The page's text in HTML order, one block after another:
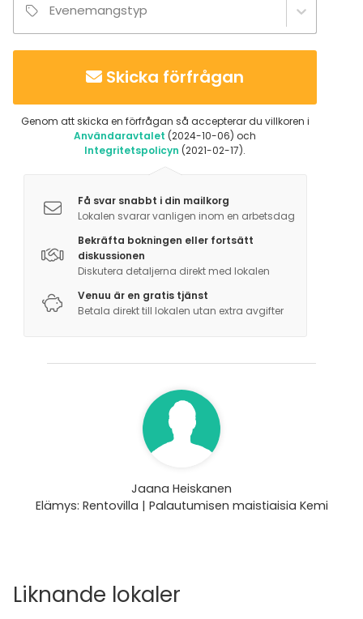
Evenemangstyp
Skicka förfrågan
Genom att skicka en förfrågan så accepterar du villkoren i
Användaravtalet (2024-10-06) och
Integritetspolicyn (2021-02-17).
Få svar snabbt i din mailkorg
Lokalen svarar vanligen inom en arbetsdag
Bekräfta bokningen eller fortsätt
diskussionen
Diskutera detaljerna direkt med lokalen
Venuu är en gratis tjänst
Betala direkt till lokalen utan extra avgifter
Jaana Heiskanen
Elämys: Rentovilla | Palautumisen maistiaisia Kemi
Liknande lokaler